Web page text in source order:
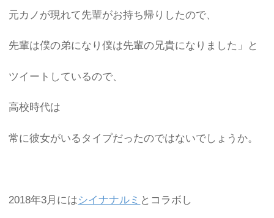
元カノが現れて先輩がお持ち帰りしたので、
先輩は僕の弟になり僕は先輩の兄貴になりました」と
ツイートしているので、
高校時代は
常に彼女がいるタイプだったのではないでしょうか。
2018年3月にはシイナナルミ とコラボし